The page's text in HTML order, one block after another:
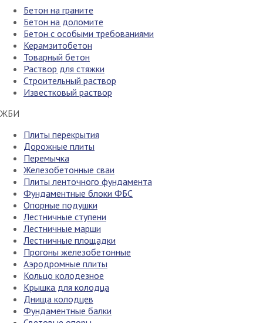
Бетон на граните
Бетон на доломите
Бетон с особыми требованиями
Керамзитобетон
Товарный бетон
Раствор для стяжки
Строительный раствор
Известковый раствор
ЖБИ
Плиты перекрытия
Дорожные плиты
Перемычка
Железобетонные сваи
Плиты ленточного фундамента
Фундаментные блоки ФБС
Опорные подушки
Лестничные ступени
Лестничные марши
Лестничные площадки
Прогоны железобетонные
Аэродромные плиты
Кольцо колодезное
Крышка для колодца
Днища колодцев
Фундаментные балки